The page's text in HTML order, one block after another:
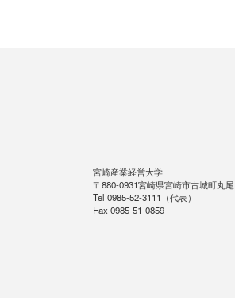
宮崎産業経営大学
〒880-0931宮崎県宮崎市古城町丸
Tel 0985-52-3111（代表）
Fax 0985-51-0859